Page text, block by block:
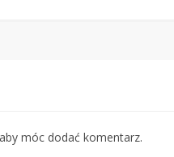
móc dodać komentarz.